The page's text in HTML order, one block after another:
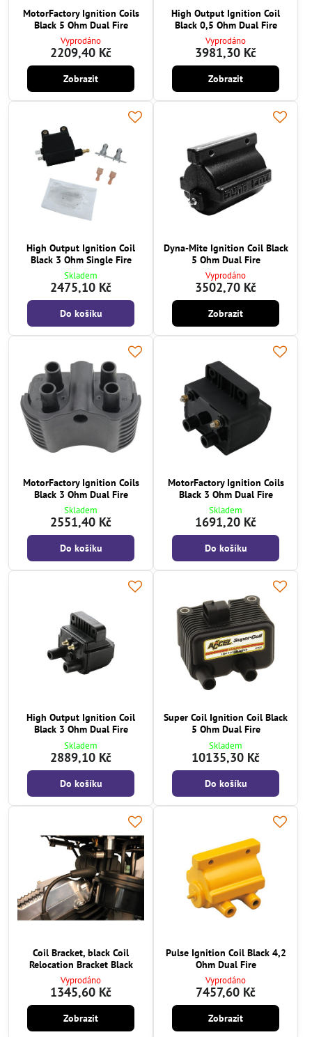
MotorFactory Ignition Coils
Black 5 Ohm Dual Fire
Vyprodáno
2209,40 Kč
Zobrazit
High Output Ignition Coil
Black 0,5 Ohm Dual Fire
Vyprodáno
3981,30 Kč
Zobrazit
High Output Ignition Coil
Black 3 Ohm Single Fire
Skladem
2475,10 Kč
Do košíku
Dyna-Mite Ignition Coil Black
5 Ohm Dual Fire
Vyprodáno
3502,70 Kč
Zobrazit
MotorFactory Ignition Coils
Black 3 Ohm Dual Fire
Skladem
2551,40 Kč
Do košíku
MotorFactory Ignition Coils
Black 3 Ohm Dual Fire
Skladem
1691,20 Kč
Do košíku
High Output Ignition Coil
Black 3 Ohm Dual Fire
Skladem
2889,10 Kč
Do košíku
Super Coil Ignition Coil Black
5 Ohm Dual Fire
Skladem
10135,30 Kč
Do košíku
Coil Bracket, black Coil
Relocation Bracket Black
Vyprodáno
1345,60 Kč
Zobrazit
Pulse Ignition Coil Black 4,2
Ohm Dual Fire
Vyprodáno
7457,60 Kč
Zobrazit